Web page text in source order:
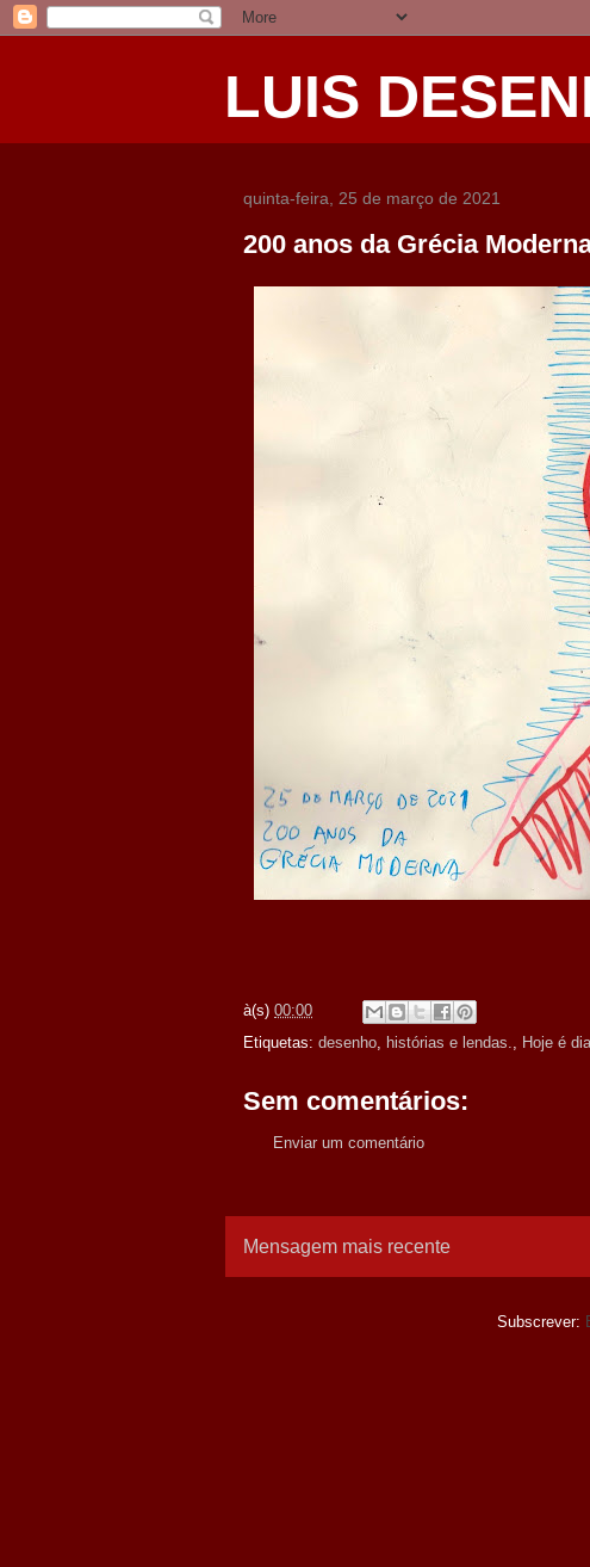
LUIS
quinta-feira, 25 de março de 2021
200 anos da Grécia
à(s) 00:00
Etiquetas: desenho, histórias e lendas., Hoje é
Sem comentários:
Enviar um comentário
Mensagem mais recente
Subscrever: